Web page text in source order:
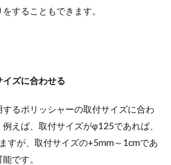
することもできます。
ズに合わせる
るポリッシャーの取付サイズに合わ
えば、取付サイズがφ125であれば、
すが、取付サイズの+5mm～1cmであ
です。